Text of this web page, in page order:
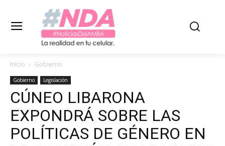
Inicio Gobierno
Gobierno Legislación
CÚNEO LIBARONA
EXPONDRÁ SOBRE LAS
POLÍTICAS DE GÉNERO EN